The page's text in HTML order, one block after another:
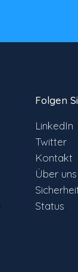
Folgen
LinkedIn
Twitter
Kontakt
Über uns
Status